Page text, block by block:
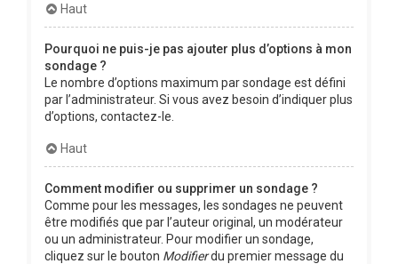
Haut
Pourquoi ne puis-je pas ajouter plus d’options à mon
sondage ?
Le nombre d’options maximum par sondage est défini
par l’administrateur. Si vous avez besoin d’indiquer plus
d’options, contactez-le.
Haut
Comment modifier ou supprimer un sondage ?
Comme pour les messages, les sondages ne peuvent
être modifiés que par l’auteur original, un modérateur
ou un administrateur. Pour modifier un sondage,
cliquez sur le bouton Modifierdu premier message du